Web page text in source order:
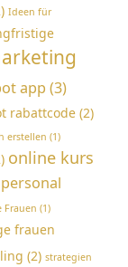
Ideen für
app (3)
rabattcode (2)
erstellen (1)
online kurs
personal
Frauen (1)
frauen
(2) strategien